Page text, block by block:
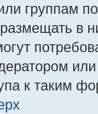
группам
в
к таким